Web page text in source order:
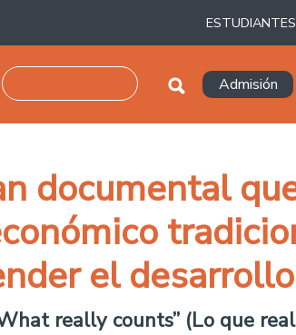
ESTUDIANTES
Admisión
documental
el desarrollo
really counts” (Lo que